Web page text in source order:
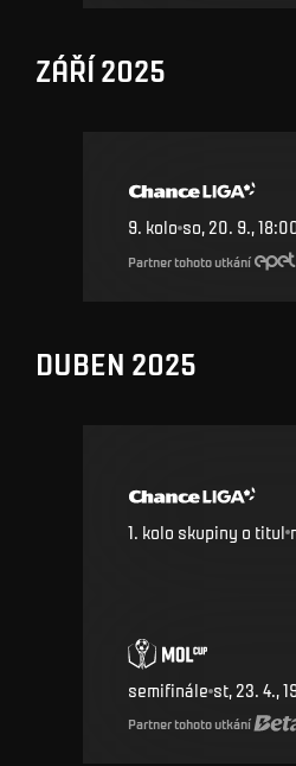
ZÁŘÍ 2025
9. kolo so, 20. 9.,
Partner tohoto utkání
DUBEN 2025
1. kolo skupiny o titul
semifinále st, 23. 4.,
Partner tohoto utkání